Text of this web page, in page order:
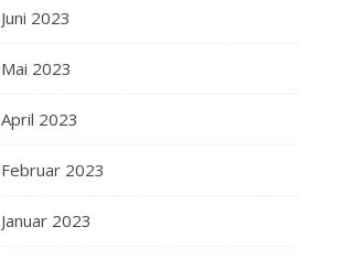
Juni 2023
Mai 2023
April 2023
Februar 2023
Januar 2023